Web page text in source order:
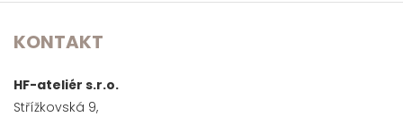
KONTAKT
HF-ateliér s.r.o.
Střížkovská 9,